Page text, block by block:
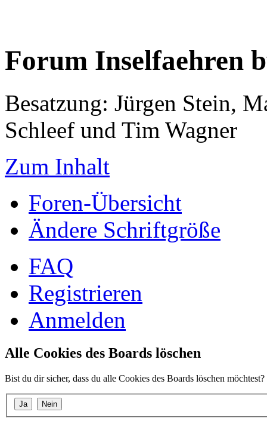
Forum Inselfaehren
Besatzung: Jürgen Stein,
Schleef und Tim Wagner
Zum Inhalt
Foren-Übersicht
Ändere Schriftgröße
FAQ
Registrieren
Anmelden
Alle Cookies des Boards löschen
Bist du dir sicher, dass du alle Cookies des Boards löschen möchtest?